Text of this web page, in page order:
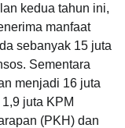
kedua tahun ini,
manfaat
sebanyak 15 juta
Sementara
menjadi 16 juta
juta KPM
(PKH) dan